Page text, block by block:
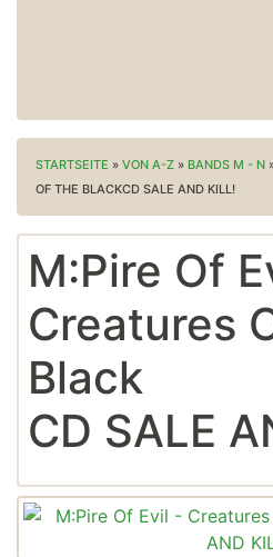
STARTSEITE » VON A-Z » BANDS M - N
OF THE BLACKCD SALE AND KILL!
M:Pire Of
Creatures
Black
CD SALE